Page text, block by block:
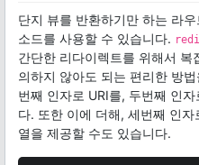
단지 뷰를 반환하기만 하는 라
소드를 사용할 수 있습니다.
간단한 리다이렉트를 위해서 복
의하지 않아도 되는 편리한 방
번째 인자로 URI를, 두번째 인
다. 또한 이에 더해, 세번째 인
열을 제공할 수도 있습니다.